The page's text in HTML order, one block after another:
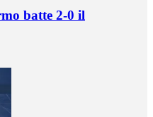
batte 2-0 il